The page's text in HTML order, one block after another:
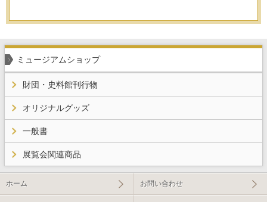
ミュージアムショップ
財団・史料館刊行物
オリジナルグッズ
一般書
展覧会関連商品
ホーム お問い合わせ